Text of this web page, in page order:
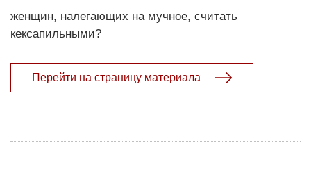
женщин, налегающих на мучное, считать
кексапильными?
Перейти на страницу материала